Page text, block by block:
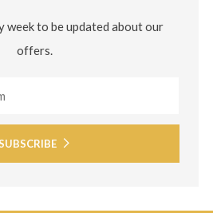
week to be updated about our
offers.